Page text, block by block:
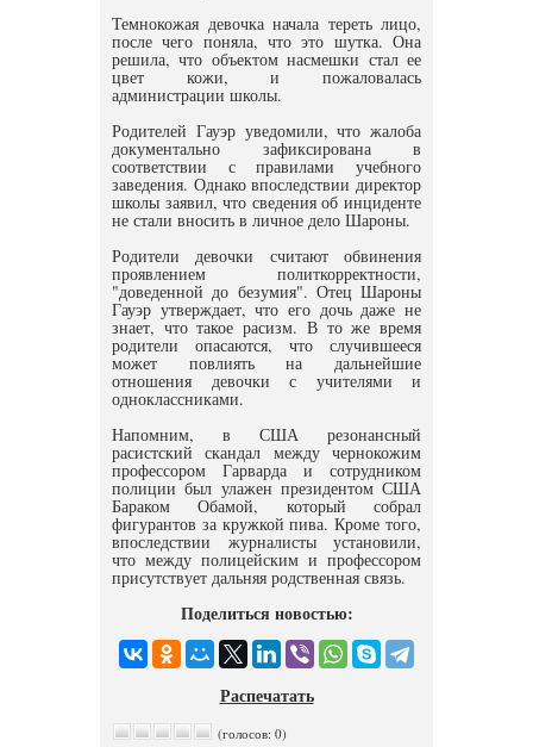
Темнокожая девочка начала тереть лицо,
после чего поняла, что это шутка. Она
решила, что объектом насмешки стал ее
цвет кожи, и пожаловалась
администрации школы.
Родителей Гауэр уведомили, что жалоба
документально зафиксирована в
соответствии с правилами учебного
заведения. Однако впоследствии директор
школы заявил, что сведения об инциденте
не стали вносить в личное дело Шароны.
Родители девочки считают обвинения
проявлением политкорректности,
"доведенной до безумия". Отец Шароны
Гауэр утверждает, что его дочь даже не
знает, что такое расизм. В то же время
родители опасаются, что случившееся
может повлиять на дальнейшие
отношения девочки с учителями и
одноклассниками.
Напомним, в США резонансный
расистский скандал между чернокожим
профессором Гарварда и сотрудником
полиции был улажен президентом США
Бараком Обамой, который собрал
фигурантов за кружкой пива. Кроме того,
впоследствии журналисты установили,
что между полицейским и профессором
присутствует дальняя родственная связь.
Поделиться новостью:
Распечатать
(голосов: 0)